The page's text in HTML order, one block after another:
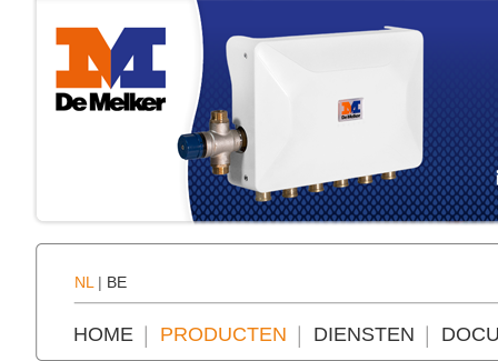
NL | BE
HOME PRODUCTEN DIENSTEN